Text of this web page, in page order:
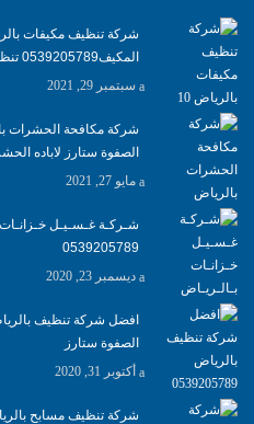
المكيف0539205789 تنظيف الوحدات الداخلية والخارجية
سبتمبر 29, 2021
الصفوة ستارز لاباده
مايو 27, 2021
شـركـة غـسـيـل خـزانـات
0539205789
ديسمبر 23, 2020
الصفوة ستارز
أكتوبر 31, 2020
شركة تنظيف مسابح